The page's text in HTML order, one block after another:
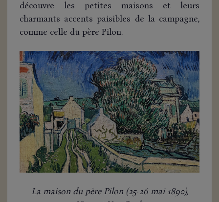
découvre les petites maisons et leurs
charmants accents paisibles de la campagne,
comme celle du père Pilon.
La maison du père Pilon (25-26 mai 1890),